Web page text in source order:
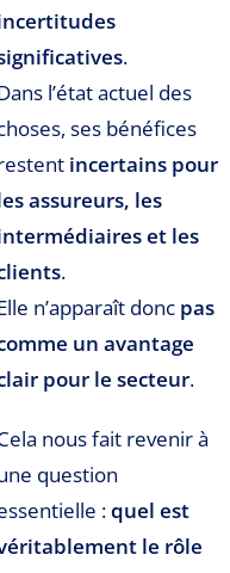
.
l’état actuel des
ses bénéfices
incertains pour
assureurs, les
et les
.
n’apparaît donc pas
un avantage
pour le secteur.
nous fait revenir à
question
:quel est
le rôle